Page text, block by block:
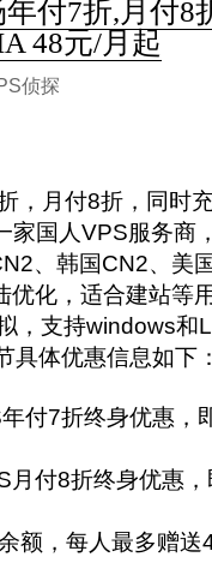
付7折,月付8
48元/月起
侦探
，月付8折，同时
家国人VPS服务商
、韩国CN2、美
化，适合建站等
，支持windows和
具体优惠信息如下
付7折终身优惠，
付8折终身优惠，
额，每人最多赠送